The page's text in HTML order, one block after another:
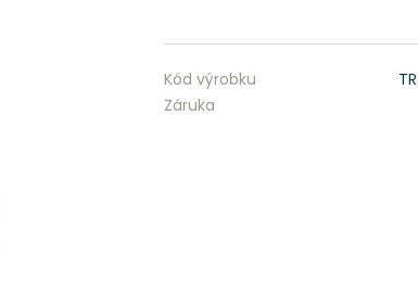
Kód výrobku
Záruka